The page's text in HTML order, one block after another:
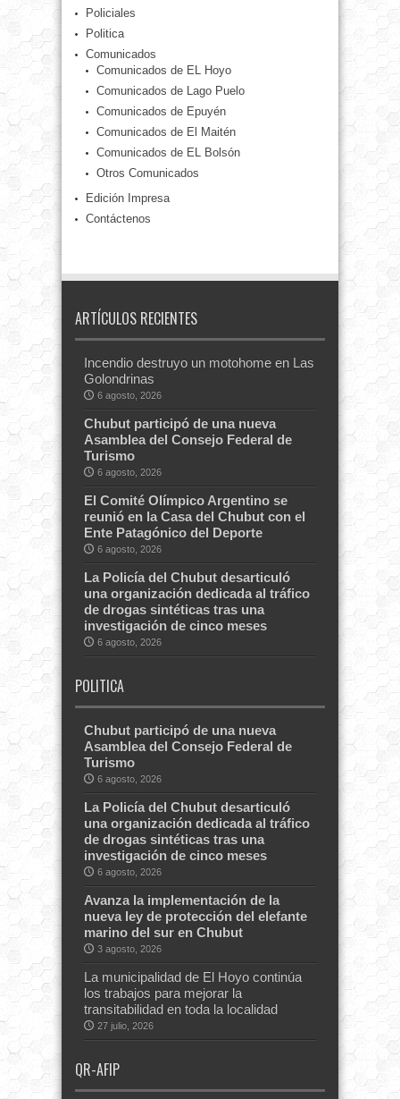
Policiales
Politica
Comunicados
Comunicados de EL Hoyo
Comunicados de Lago Puelo
Comunicados de Epuyén
Comunicados de El Maitén
Comunicados de EL Bolsón
Otros Comunicados
Edición Impresa
Contáctenos
ARTÍCULOS RECIENTES
Incendio destruyo un motohome en Las
Golondrinas
6 agosto, 2026
Chubut participó de una nueva
Asamblea del Consejo Federal de
Turismo
6 agosto, 2026
El Comité Olímpico Argentino se
reunió en la Casa del Chubut con el
Ente Patagónico del Deporte
6 agosto, 2026
La Policía del Chubut desarticuló
una organización dedicada al tráfico
de drogas sintéticas tras una
investigación de cinco meses
6 agosto, 2026
POLITICA
Chubut participó de una nueva
Asamblea del Consejo Federal de
Turismo
6 agosto, 2026
La Policía del Chubut desarticuló
una organización dedicada al tráfico
de drogas sintéticas tras una
investigación de cinco meses
6 agosto, 2026
Avanza la implementación de la
nueva ley de protección del elefante
marino del sur en Chubut
3 agosto, 2026
La municipalidad de El Hoyo continúa
los trabajos para mejorar la
transitabilidad en toda la localidad
27 julio, 2026
QR-AFIP